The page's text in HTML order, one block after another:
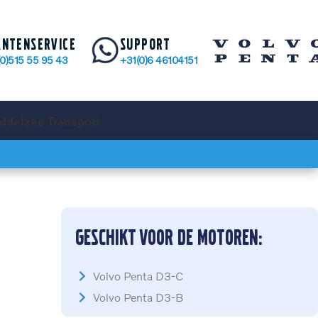
55 95 43
Support
+31(0)6 46104151
Geschikt voor de motoren:
Volvo Penta D3-C
Volvo Penta D3-B